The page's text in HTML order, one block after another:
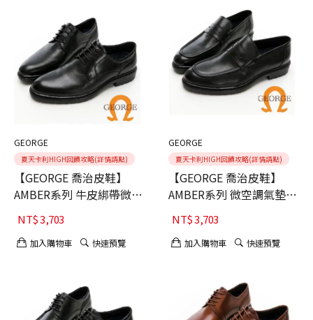
GEORGE
夏天卡利HIGH回饋攻略(詳情請點)
【GEORGE 喬治皮鞋】
AMBER系列 牛皮綁帶微空
調氣墊皮鞋-黑40
NT$3,703
加入購物車 快速預覽
GEORGE
夏天卡利HIGH回饋攻略(詳情請點)
【GEORGE 喬治皮鞋】
AMBER系列 微空調氣墊樂
福皮鞋-黑40
NT$3,703
加入購物車 快速預覽